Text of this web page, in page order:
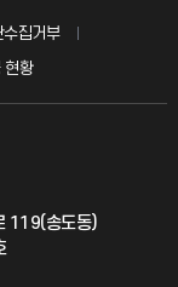
수집거부
현황
119(송도동)